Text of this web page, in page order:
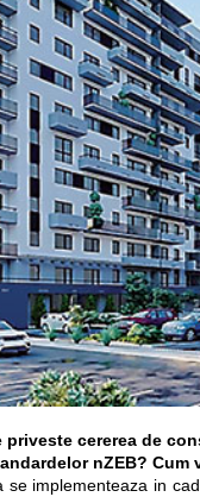
cererea de
nZEB? Cum
implementeaza in